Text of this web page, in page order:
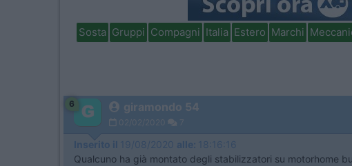
Sosta Gruppi Compagni Italia Estero Marchi
6 giramondo 54
02/02/2020 7
Inserito il 19/08/2020 alle: 18:16:16
Qualcuno ha già montato degli stabilizzatori su motorhome